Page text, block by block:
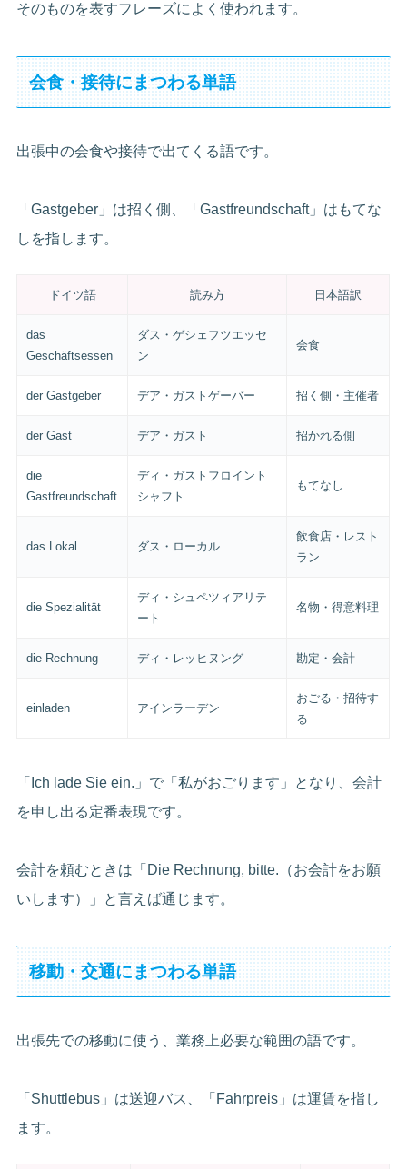
そのものを表すフレーズによく使われます。
会食・接待にまつわる単語
出張中の会食や接待で出てくる語です。
「Gastgeber」は招く側、「Gastfreundschaft」はもてな
しを指します。
ドイツ語 読み方 日本語訳
das
Geschäftsessen
ダス・ゲシェフツエッセ
ン
会食
der Gastgeber デア・ガストゲーバー 招く側・主催者
der Gast デア・ガスト 招かれる側
die
Gastfreundschaft
ディ・ガストフロイント
シャフト
もてなし
das Lokal ダス・ローカル
飲食店・レスト
ラン
die Spezialität
ディ・シュペツィアリテ
ート
名物・得意料理
die Rechnung ディ・レッヒヌング 勘定・会計
einladen アインラーデン
おごる・招待す
る
「Ich lade Sie ein.」で「私がおごります」となり、会計
を申し出る定番表現です。
会計を頼むときは「Die Rechnung, bitte.（お会計をお願
いします）」と言えば通じます。
移動・交通にまつわる単語
出張先での移動に使う、業務上必要な範囲の語です。
「Shuttlebus」は送迎バス、「Fahrpreis」は運賃を指し
ます。